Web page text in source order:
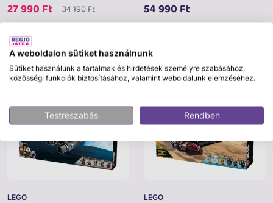
27 990 Ft 34 190 Ft 54 990 Ft
LEGO
LEGO
A weboldalon sütiket használnunk
Sütiket használunk a tartalmak és hirdetések személyre szabásához,
közösségi funkciók biztosításához, valamint weboldalunk elemzéséhez.
Testreszabás Rendben